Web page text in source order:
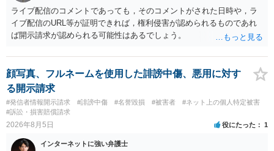
ライブ配信のコメントであっても，そのコメントがされた日時や，ラ
イブ配信のURL等が証明できれば，権利侵害が認められるものであれ
ば開示請求が認められる可能性はあるでしょう。
顔写真、フルネームを使用した誹謗中傷、悪用に対す
る開示請求
#発信者情報開示請求 #誹謗中傷 #名誉毀損 #被害者
#ネット上の個人特定被害
#訴訟・損害賠償請求
2026年8月5日 役にたった 1
インターネットに強い弁護士